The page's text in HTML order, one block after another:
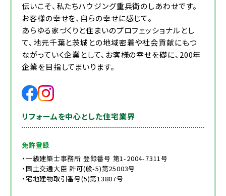
伝いこそ、私たちハウジング重兵衛のしあわせです。
お客様の幸せを、自らの幸せに感じて。
あらゆる家づくりと住まいのプロフェッショナルとし
て、地元千葉と茨城との地域密着や社会貢献にもつ
ながっていく企業として、お客様の幸せを礎に、200年
企業を目指してまいります。
リフォームを中心とした住宅業界
免許登録
・一級建築士事務所 登録番号 第1-2004-7311号
・国土交通大臣 許可(般-5)第25003号
・宅地建物取引番号(5)第13807号